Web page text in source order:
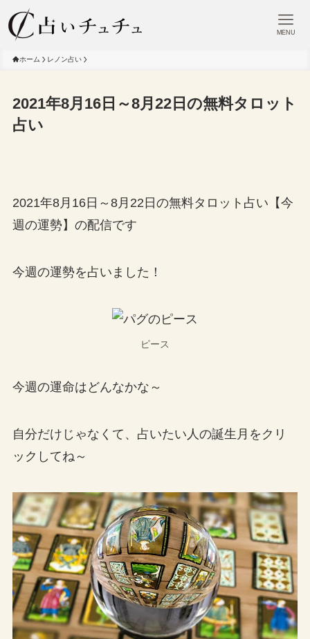
MENU
ホーム レノン占い
2021年8月16日～8月22日の無料タロット
占い
2021年8月16日～8月22日の無料タロット占い【今
週の運勢】の配信です
今週の運勢を占いました！
ピース
今週の運命はどんなかな～
自分だけじゃなくて、占いたい人の誕生月をクリ
ックしてね～